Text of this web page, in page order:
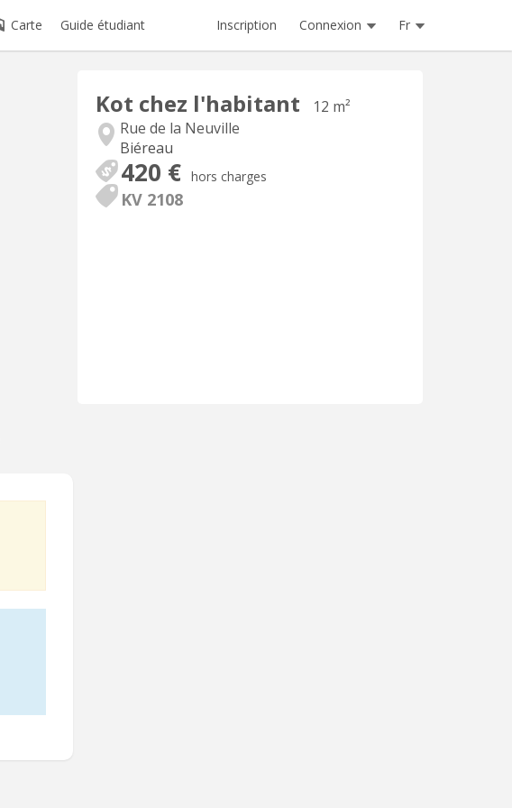
Carte Guide étudiant Inscription Connexion Fr
Kot chez l'habitant
12 m²
Rue de la Neuville
Biéreau
420 € hors charges
KV 2108